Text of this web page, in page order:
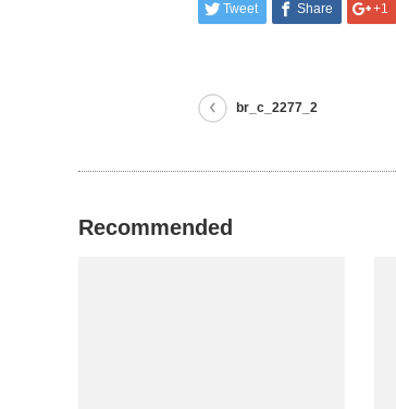
Tweet Share +1
br_c_2277_2
Recommended